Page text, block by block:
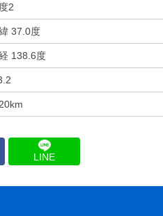
2
37.0度
138.6度
LINE